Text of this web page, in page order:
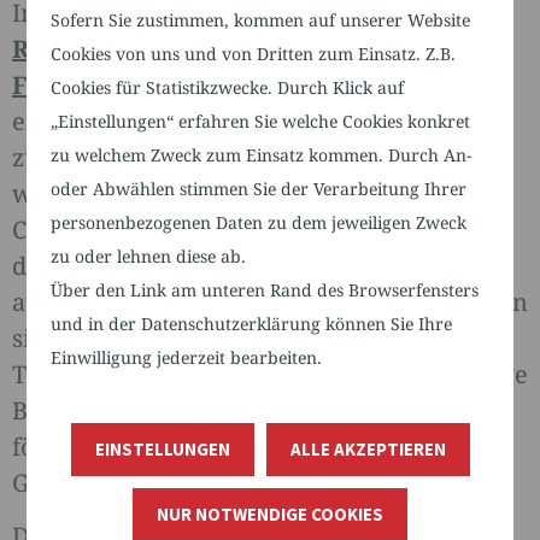
Sofern Sie zustimmen, kommen auf unserer Website
Cookies von uns und von Dritten zum Einsatz. Z.B.
Cookies für Statistikzwecke. Durch Klick auf
„Einstellungen“ erfahren Sie welche Cookies konkret
zu welchem Zweck zum Einsatz kommen. Durch An-
oder Abwählen stimmen Sie der Verarbeitung Ihrer
personenbezogenen Daten zu dem jeweiligen Zweck
zu oder lehnen diese ab.
Über den Link am unteren Rand des Browserfensters
und in der Datenschutzerklärung können Sie Ihre
Einwilligung jederzeit bearbeiten.
EINSTELLUNGEN ALLE AKZEPTIEREN
NUR NOTWENDIGE COOKIES
In dem Workshop Bitte hierbleiben!
Regionale Bindunginternationaler
Fachkräfte in der Pflegeerfahren Sie, wie
eine erfolgreiche soziale Integration von
zugewanderten Fachkräften gestaltet
werden kann. Der Fokus liegt auf den
Chancen und Herausforderungen, die mit
der Einbindung in lokale Netzwerke und
außerbetrieblichen Maßnahmen verbunden
sind. Gemeinsam erarbeiten wir praxisnahe
Tipps und Empfehlungen, um die langfristige
Bindung der Pflegekräfte an Ihre Region zu
fördern und die kulturelle Vielfalt in der
Gemeinschaft zu bereichern.